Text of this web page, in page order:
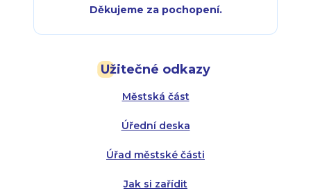
Užitečné odkazy
Městská část
Úřední deska
Úřad městské části
Jak si zařídit
Děkujeme za pochopení.
Úterý:
Středa:
Čtvrtek:
Pátek:
Úterý:
Středa:
Čtvrtek: